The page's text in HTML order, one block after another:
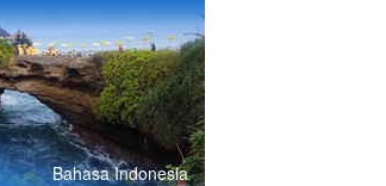
Bahasa Indonesia